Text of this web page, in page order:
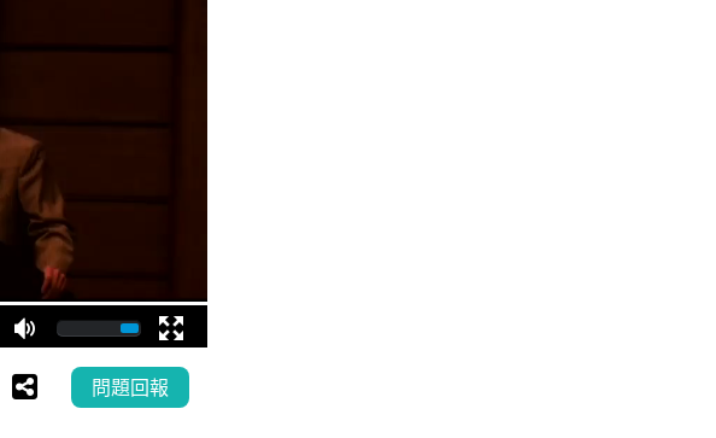
問題回報